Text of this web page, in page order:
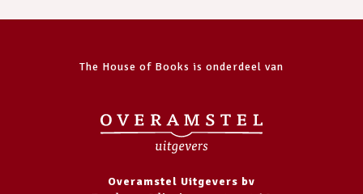
The House of Books is onderdeel van
Overamstel Uitgevers bv